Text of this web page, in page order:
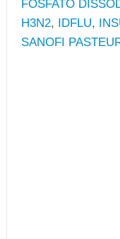
FOSFATO
H3N2, IDFLU,
SANOFI